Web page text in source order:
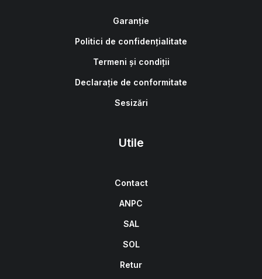
Garanție
Politici de confidențialitate
Termeni și condiții
Declarație de conformitate
Sesizări
Utile
Contact
ANPC
SAL
SOL
Retur